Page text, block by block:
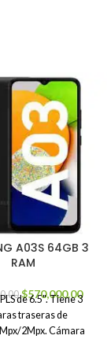
A03S 64GB 3
RAM
$570,000.00
de 6.5". Tiene 3
traseras de
2Mpx. Cámara